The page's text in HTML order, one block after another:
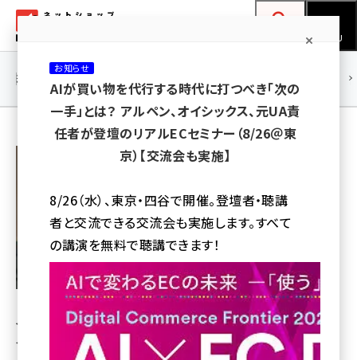
ン
ネットショップ担当者フォーラム
MENU
yahoo (1900)
楽天 (1871)
アスクル (1119)
base (1071)
ビィ・フォアード (773)
連載・特集 |
天井 秀和
JECCICA ジャパンEコマースコンサルタント協会理事
インフォマークス株式会社
代表取締役社長
お知らせ
AIが買い物を代行する時代に打つべき「次の
一手」とは？ アルペン、オイシックス、元UA責
任者が登壇のリアルECセミナー（8/26＠東
京）【交流会も実施】
8/26（水）、東京・四谷で開催。登壇者・聴講
者と交流できる交流会も実施します。すべて
の講演を無料で聴講できます！